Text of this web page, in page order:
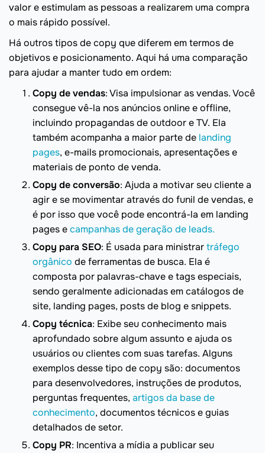
valor e estimulam as pessoas a realizarem uma compra
o mais rápido possível.
Há outros tipos de copy que diferem em termos de
objetivos e posicionamento. Aqui há uma comparação
para ajudar a manter tudo em ordem:
Copy de vendas: Visa impulsionar as vendas. Você
consegue vê-la nos anúncios online e offline,
incluindo propagandas de outdoor e TV. Ela
também acompanha a maior parte de landing
pages, e-mails promocionais, apresentações e
materiais de ponto de venda.
Copy de conversão: Ajuda a motivar seu cliente a
agir e se movimentar através do funil de vendas, e
é por isso que você pode encontrá-la em landing
pages ecampanhas de geração de leads.
Copy para SEO: É usada para ministrartráfego
orgânico de ferramentas de busca. Ela é
composta por palavras-chave e tags especiais,
sendo geralmente adicionadas em catálogos de
site, landing pages, posts de blog e snippets.
Copy técnica: Exibe seu conhecimento mais
aprofundado sobre algum assunto e ajuda os
usuários ou clientes com suas tarefas. Alguns
exemplos desse tipo de copy são: documentos
para desenvolvedores, instruções de produtos,
perguntas frequentes, artigos da base de
conhecimento, documentos técnicos e guias
detalhados de setor.
Copy PR: Incentiva a mídia a publicar seu